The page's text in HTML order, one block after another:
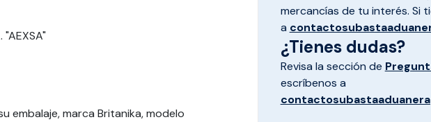
embalaje, marca Britanika, modelo
mercancías de tu interés. Si
a
¿Tienes dudas?
Revisa la sección de
escríbenos a